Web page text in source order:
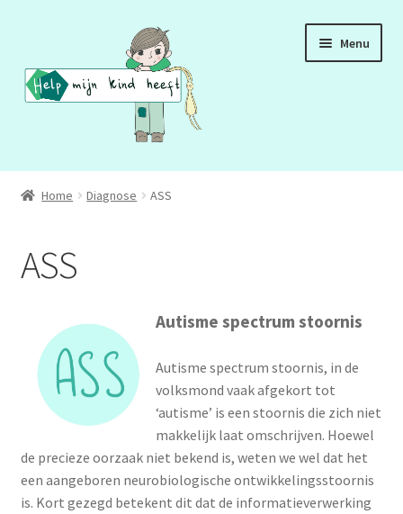
naar
navigatie
de
inhoud
Menu
ADD
ASS
HSP
TOS
HB
Home Diagnose ASS
ASS
Autisme spectrum stoornis
Autisme spectrum stoornis, in de
volksmond vaak afgekort tot
‘autisme’ is een stoornis die zich niet
makkelijk laat omschrijven. Hoewel
de precieze oorzaak niet bekend is, weten we wel dat het
een aangeboren neurobiologische ontwikkelingsstoornis
is. Kort gezegd betekent dit dat de informatieverwerking